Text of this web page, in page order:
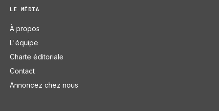
LE MÉDIA
À propos
L'équipe
Charte éditoriale
Contact
Annoncez chez nous